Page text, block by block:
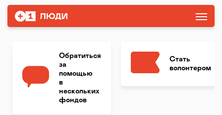
Обратиться
за
помощью
в
нескольких
фондов
Стать
волонтером